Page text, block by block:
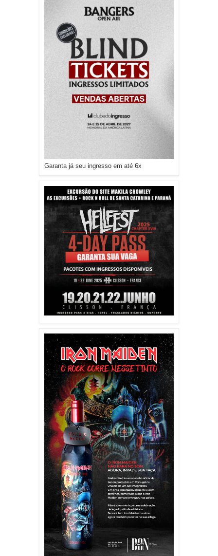
Garanta já seu ingresso em até 6x